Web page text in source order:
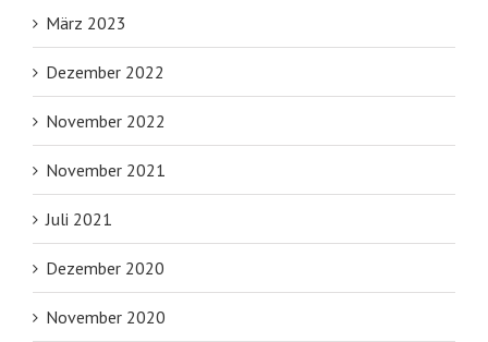
März 2023
Dezember 2022
November 2022
November 2021
Juli 2021
Dezember 2020
November 2020